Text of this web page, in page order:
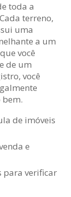
toda a
terreno,
uma
a um
você
de um
você
de imóveis
e
para verificar